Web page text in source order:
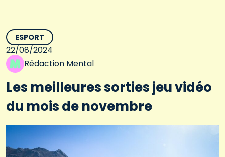
ESPORT
22/08/2024
Rédaction Mental
Les meilleures sorties jeu vidéo
du mois de novembre